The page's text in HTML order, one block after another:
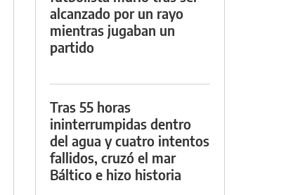
alcanzado por un rayo
mientras jugaban un
partido
Tras 55 horas
ininterrumpidas dentro
del agua y cuatro intentos
fallidos, cruzó el mar
Báltico e hizo historia